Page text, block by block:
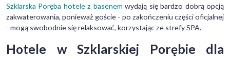
Szklarska Poręba hotele z basenem wydają się bardzo dobrą opcją
zakwaterowania, ponieważ goście - po zakończeniu części oficjalnej
- mogą swobodnie się relaksować, korzystając ze strefy SPA.
Hotele w Szklarskiej Porębie dla